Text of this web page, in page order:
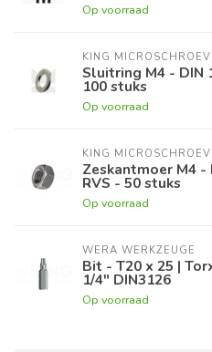
Op voorraad
KING
Sluitring M4 - DIN
100 stuks
Op voorraad
KING
Zeskantmoer M4 -
RVS - 50 stuks
Op voorraad
WERA WERKZEUGE
Bit - T20 x 25 |
1/4" DIN3126
Op voorraad